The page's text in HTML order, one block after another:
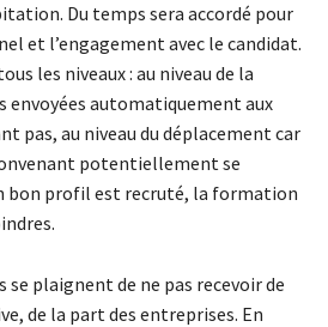
Du temps sera accordé pour
et l’engagement avec le candidat.
les niveaux : au niveau de la
envoyées automatiquement aux
pas, au niveau du déplacement car
potentiellement se
bon profil est recruté, la formation
se plaignent de ne pas recevoir de
de la part des entreprises. En